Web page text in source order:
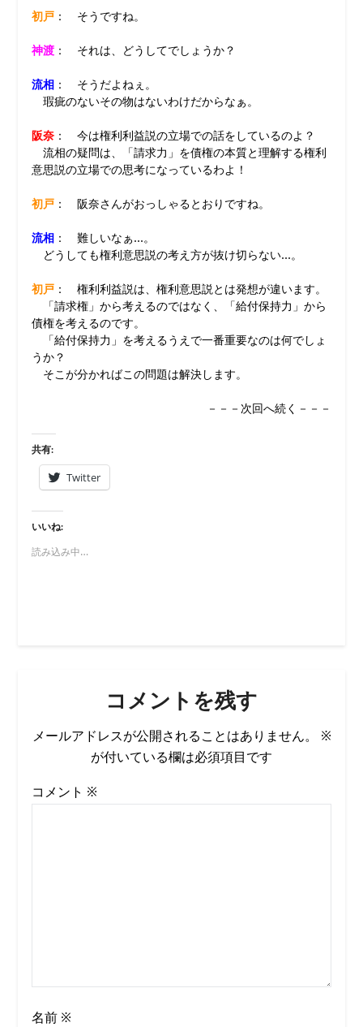
初戸： そうですね。
神渡： それは、どうしてでしょうか？
流相： そうだよねぇ。
瑕疵のないその物はないわけだからなぁ。
阪奈： 今は権利利益説の立場での話をしているのよ？
流相の疑問は、「請求力」を債権の本質と理解する権利
意思説の立場での思考になっているわよ！
初戸： 阪奈さんがおっしゃるとおりですね。
流相： 難しいなぁ…。
どうしても権利意思説の考え方が抜け切らない…。
初戸： 権利利益説は、権利意思説とは発想が違います。
「請求権」から考えるのではなく、「給付保持力」から
債権を考えるのです。
「給付保持力」を考えるうえで一番重要なのは何でしょ
うか？
そこが分かればこの問題は解決します。
－－－次回へ続く－－－
共有:
Twitter
いいね:
読み込み中…
コメントを残す
メールアドレスが公開されることはありません。
※
が付いている欄は必須項目です
コメント ※
名前 ※